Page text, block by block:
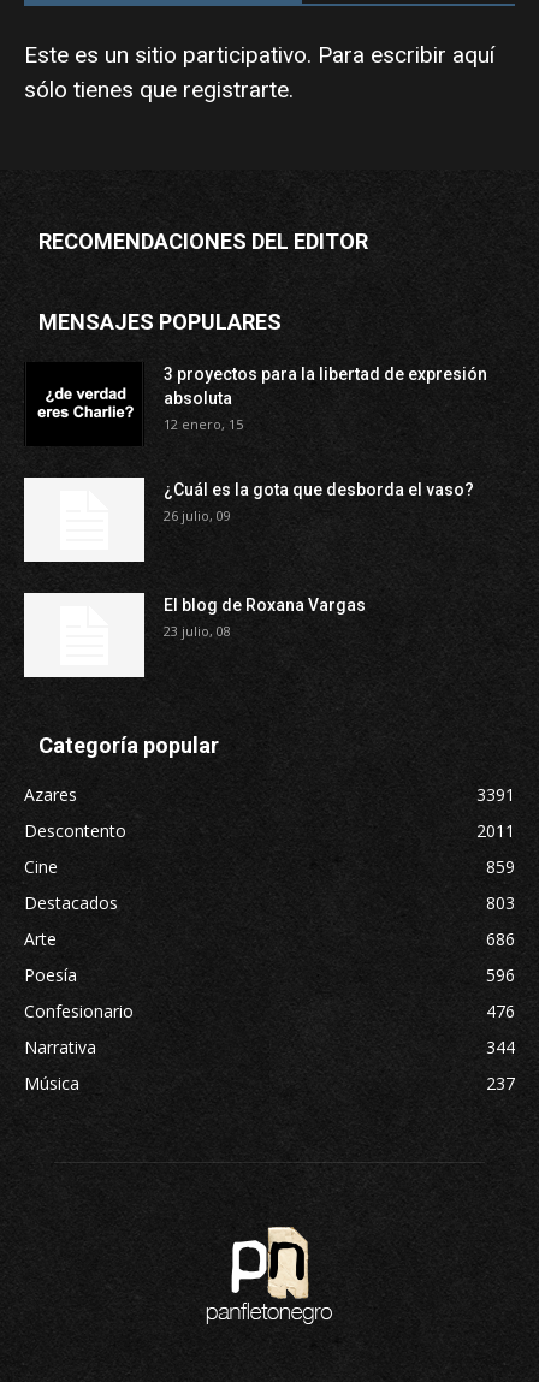
Este es un sitio participativo. Para escribir aquí
sólo tienes que registrarte.
RECOMENDACIONES DEL EDITOR
MENSAJES POPULARES
3 proyectos para la libertad de expresión
absoluta
12 enero, 15
¿Cuál es la gota que desborda el vaso?
26 julio, 09
El blog de Roxana Vargas
23 julio, 08
Categoría popular
Azares
3391
Descontento
2011
Cine
859
Destacados
803
Arte
686
Poesía
596
Confesionario
476
Narrativa
344
Música
237